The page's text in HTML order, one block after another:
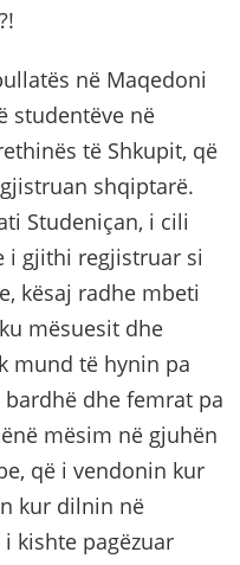
në Maqedoni
studentëve në
të Shkupit, që
shqiptarë.
Studeniçan, i cili
i gjithi regjistruar si
kësaj radhe mbeti
mësuesit dhe
mund të hynin pa
bardhë dhe femrat pa
mësim në gjuhën
që i vendonin kur
kur dilnin në
kishte pagëzuar